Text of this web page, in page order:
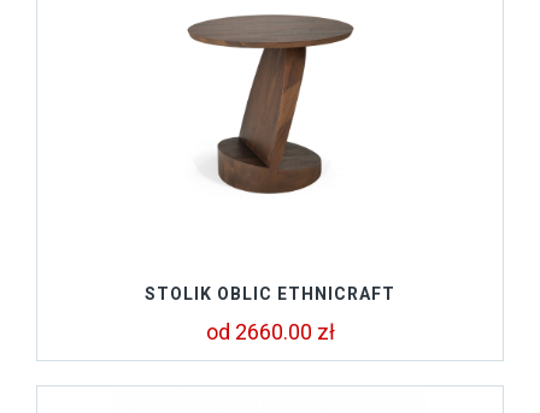
STOLIK OBLIC ETHNICRAFT
od 2660.00 zł